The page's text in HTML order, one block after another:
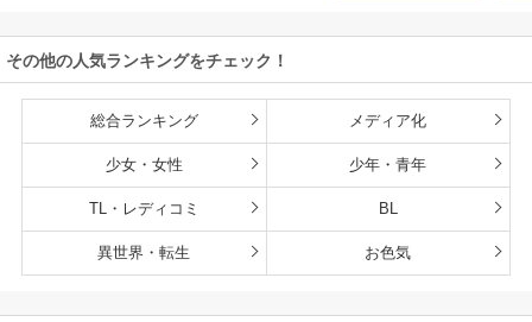
雄たちの母乳で成
その他の人気ランキングをチェック！
総合ランキング メディア化
少女・女性 少年・青年
TL・レディコミ BL
異世界・転生 お色気